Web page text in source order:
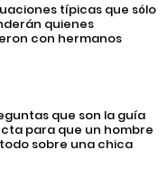
típicas que sólo
quienes
con hermanos
que son la guía
para que un hombre
sobre una chica